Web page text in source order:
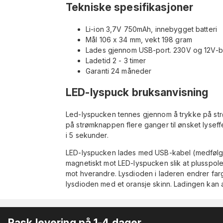
Tekniske spesifikasjoner
Li-ion 3,7V 750mAh, innebygget batteri
Mål 106 x 34 mm, vekt 198 gram
Lades gjennom USB-port. 230V og
Ladetid 2 - 3 timer
Garanti 24 måneder
LED-lyspuck bruksanvisning
Led-lyspucken tennes gjennom å trykke på
på strømknappen flere ganger til ønsket
i 5 sekunder.
LED-lyspucken lades med USB-kabel
magnetiskt mot LED-lyspucken slik at
mot hverandre. Lysdioden i laderen endrer
lysdioden med et oransje skinn. Ladingen kan